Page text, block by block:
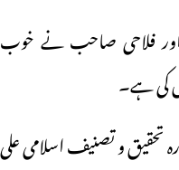
فلاحی صاحب نے خوب
کی ہے۔
تحقیق و تصنیف اسلامی علی